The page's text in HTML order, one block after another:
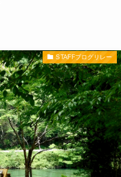
STAFFブログリレー